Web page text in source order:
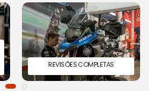
REVISÕES COMPLETAS